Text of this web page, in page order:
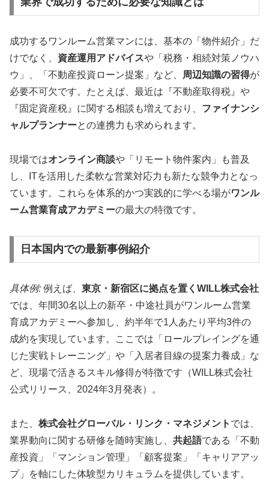
成功するワンルーム営業マンには、基本の「物件紹介」だ
けでなく、 資産運用アドバイスや「税務・相続対策ノウハ
ウ」、「不動産投資ローン提案」など、
周辺知識の習得が
必要不可欠です。たとえば、最近は『不動産取得税』や
『固定資産税』に関する相談も増えており、 ファイナンシ
ャルプランナーとの連携力も求められます。
現場ではオンライン商談や「リモート物件案内」も普及
し、ITを活用した柔軟な営業対応力も新たな競争力となっ
ています。これらを体系的かつ実践的に学べる場がワンル
ーム営業育成アカデミーの最大の特徴です。
日本国内での最新事例紹介
具体例: 例えば、 東京・新宿区に拠点を置くWILL株式会社
では、年間30名以上の新卒・中途社員がワンルーム営業
育成アカデミーへ参加し、約半年で1人あたり平均3件の
成約を実現しています。ここでは「ロールプレイングを通
じた実戦トレーニング」や「入居者目線の提案力養成」な
ど、現場で活きるスキル修得が特徴です（WILL株式会社
公式リリース、2024年3月発表）。
また、 株式会社グローバル・リンク・マネジメント では、
業界動向に関する研修を随時実施し、 共起語である「不動
産投資」「マンション管理」「顧客提案」「キャリアアッ
プ」を軸にした体験型カリキュラムを提供しています。